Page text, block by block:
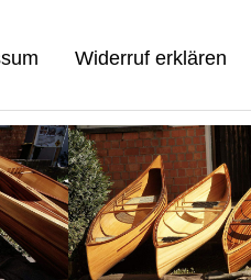
Widerruf erklären